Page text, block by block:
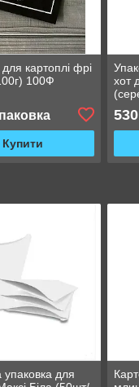
картоплі фрі
100Ф
Купити
хот
530
упаковка для